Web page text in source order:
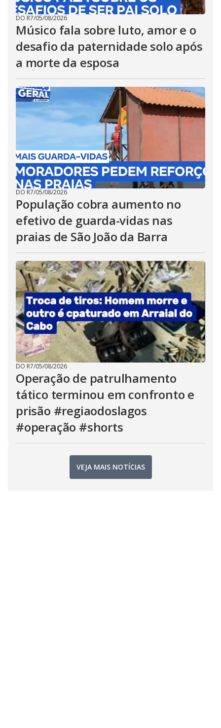
DO R7/05/08/2026
Músico fala sobre luto, amor e o
desafio da paternidade solo após
a morte da esposa
DO R7/05/08/2026
População cobra aumento no
efetivo de guarda-vidas nas
praias de São João da Barra
DO R7/05/08/2026
Operação de patrulhamento
tático terminou em confronto e
prisão #regiaodoslagos
#operação #shorts
VEJA MAIS NOTÍCIAS